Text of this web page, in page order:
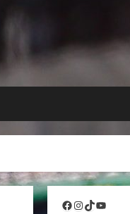
Facebook
Instagram
TikTokYouTube